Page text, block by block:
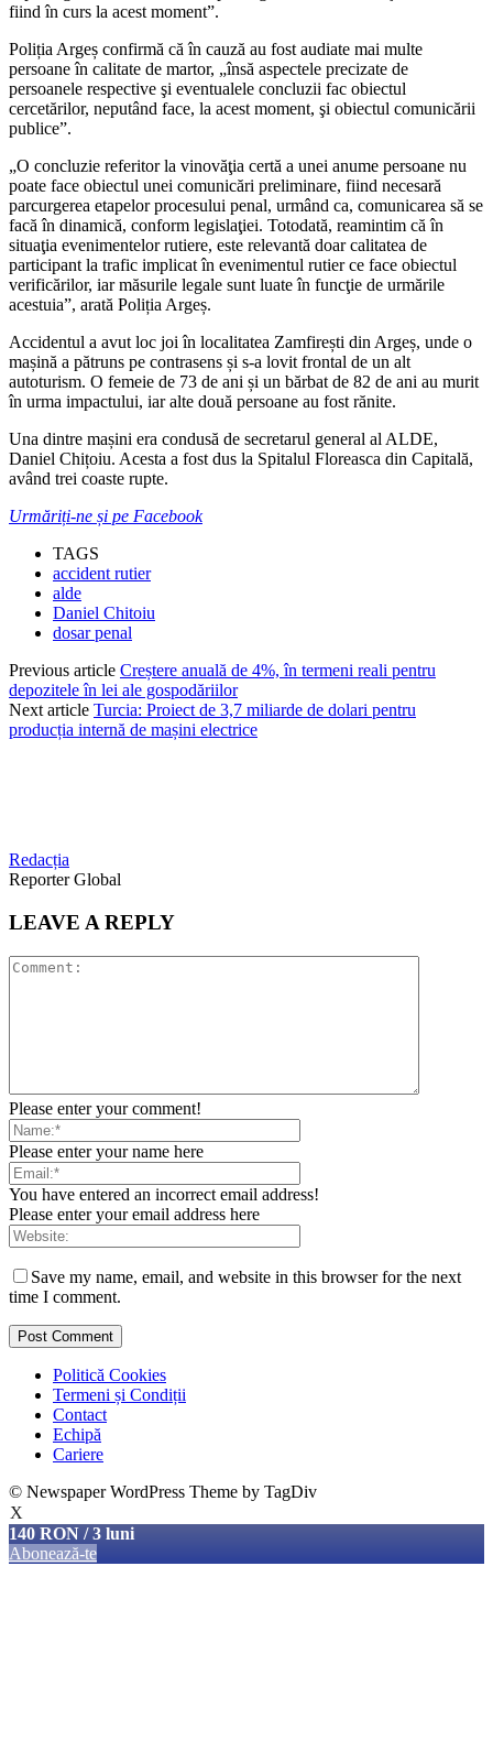
fiind în curs la acest moment”.
Poliția Argeș confirmă că în cauză au fost audiate mai multe
persoane în calitate de martor, „însă aspectele precizate de
persoanele respective şi eventualele concluzii fac obiectul
cercetărilor, neputând face, la acest moment, şi obiectul comunicării
publice”.
„O concluzie referitor la vinovăţia certă a unei anume persoane nu
poate face obiectul unei comunicări preliminare, fiind necesară
parcurgerea etapelor procesului penal, urmând ca, comunicarea să se
facă în dinamică, conform legislaţiei. Totodată, reamintim că în
situaţia evenimentelor rutiere, este relevantă doar calitatea de
participant la trafic implicat în evenimentul rutier ce face obiectul
verificărilor, iar măsurile legale sunt luate în funcţie de urmările
acestuia”, arată Poliția Argeș.
Accidentul a avut loc joi în localitatea Zamfirești din Argeș, unde o
mașină a pătruns pe contrasens și s-a lovit frontal de un alt
autoturism. O femeie de 73 de ani și un bărbat de 82 de ani au murit
în urma impactului, iar alte două persoane au fost rănite.
Una dintre mașini era condusă de secretarul general al ALDE,
Daniel Chițoiu. Acesta a fost dus la Spitalul Floreasca din Capitală,
având trei coaste rupte.
Urmăriți-ne și pe Facebook
TAGS
accident rutier
alde
Daniel Chitoiu
dosar penal
Previous article Creștere anuală de 4%, în termeni reali pentru
depozitele în lei ale gospodăriilor
Next article Turcia: Proiect de 3,7 miliarde de dolari pentru
producția internă de mașini electrice
Redacția
Reporter Global
LEAVE A REPLY
Please enter your comment!
Please enter your name here
You have entered an incorrect email address!
Please enter your email address here
Save my name, email, and website in this browser for the next
time I comment.
Politică Cookies
Termeni și Condiții
Contact
Echipă
Cariere
© Newspaper WordPress Theme by TagDiv
X
140 RON / 3 luni
Abonează-te